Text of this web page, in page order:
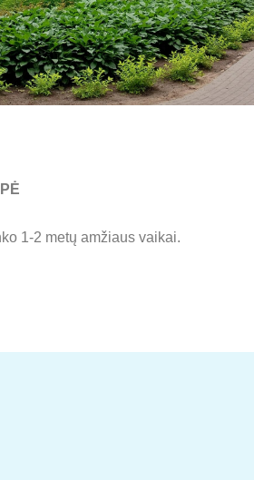
1-2 metų amžiaus vaikai.